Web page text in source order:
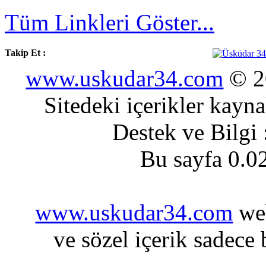
Tüm Linkleri Göster...
Takip Et :
www.uskudar34.com ©
Sitedeki içerikler
Destek ve
Bu sayfa
www.uskudar34.com
ve sözel içerik sadece